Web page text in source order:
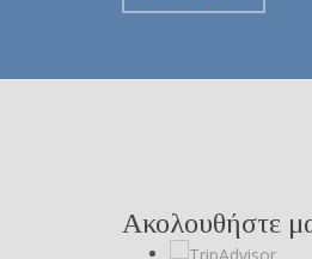
Ακολουθήστε